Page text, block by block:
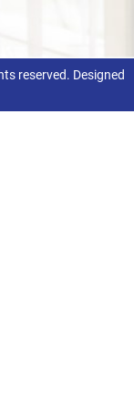
reserved. Designed